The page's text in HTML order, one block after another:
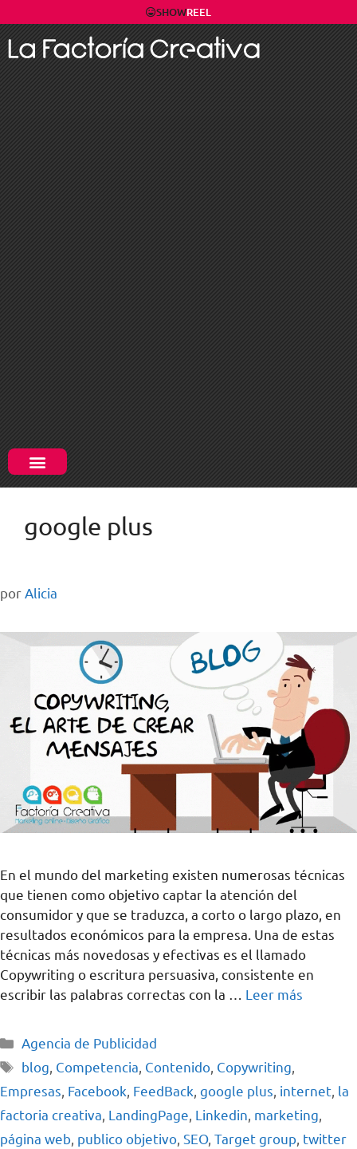
SHOWREEL
google plus
porAlicia
En el mundo del marketing existen numerosas técnicas
que tienen como objetivo captar la atención del
consumidor y que se traduzca, a corto o largo plazo, en
resultados económicos para la empresa. Una de estas
técnicas más novedosas y efectivas es el llamado
Copywriting o escritura persuasiva, consistente en
escribir las palabras correctas con la … Leer más
Agencia de Publicidad
blog, Competencia, Contenido, Copywriting,
Empresas, Facebook, FeedBack, google plus, internet, la
factoria creativa, LandingPage, Linkedin, marketing,
página web, publico objetivo, SEO, Target group, twitter